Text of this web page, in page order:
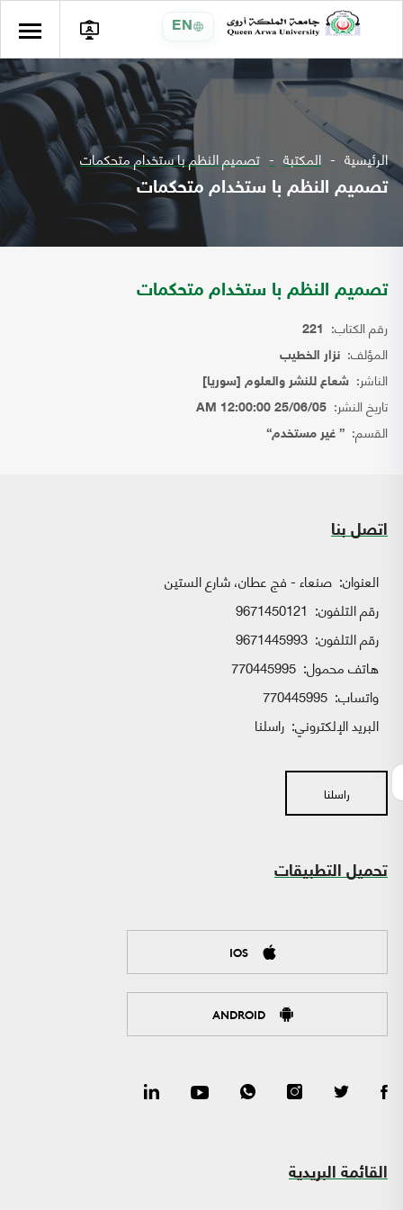
EN
الرئيسية المكتبة تصميم النظم با ستخدام متحكمات
تصميم النظم با ستخدام متحكمات
تصميم النظم با ستخدام متحكمات
رقم الكتاب: 221
المؤلف: نزار الخطيب
الناشر: شعاع للنشر والعلوم [سوريا]
تاريخ النشر: 25/06/05 12:00:00 AM
القسم: { غير مستخدم}
اتصل بنا
العنوان: صنعاء - فج عطان، شارع الستين
رقم التلفون: 9671450121
رقم التلفون: 9671445993
هاتف محمول: 770445995
واتساب:
البريد الإلكتروني: راسلنا
راسلنا
تحميل التطبيقات
IOS
ANDROID
القائمة البريدية